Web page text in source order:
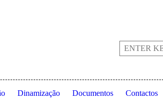
Dinamização Documentos Contactos